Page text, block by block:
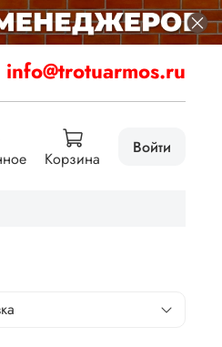
info@trotuarmos.ru
Корзина
Войти